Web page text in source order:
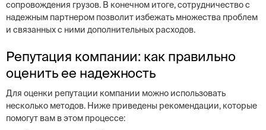
сопровождения грузов. В конечном итоге, сотрудничество с
надежным партнером позволит избежать множества проблем
и связанных с ними дополнительных расходов.
Репутация компании: как правильно
оценить ее надежность
Для оценки репутации компании можно использовать
несколько методов. Ниже приведены рекомендации, которые
помогут вам в этом процессе: